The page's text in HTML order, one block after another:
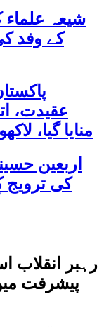
شیعہ علماء
کے وفد
عقیدت،
منایا گیا،
کی ترویج
رہبر انقلاب
پیشرفت